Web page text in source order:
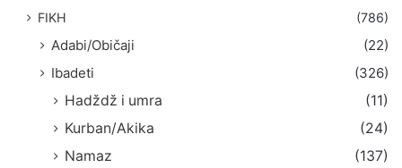
FIKH (786)
Adabi/Običaji
(22)
Ibadeti
(326)
Hadždž i umra
(11)
Kurban/Akika
(24)
Namaz
(137)